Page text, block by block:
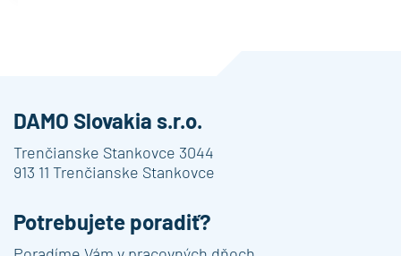
DAMO Slovakia s.r.o.
Trenčianske Stankovce 3044
913 11 Trenčianske Stankovce
Potrebujete poradiť?